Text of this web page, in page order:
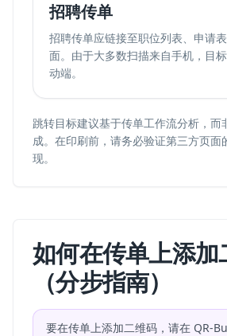
招聘传单
招聘传单应链接至职位列表、申请
面。由于大多数扫描来自手机，目
动端。
跳转目标建议基于传单工作流分析，而
成。在印刷前，请务必验证第三方页面
现。
如何在传单上添加
（分步指南）
要在传单上添加二维码，请在 QR-